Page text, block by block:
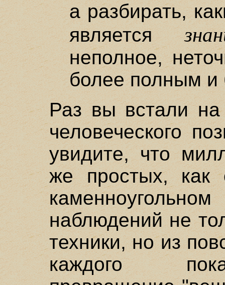
а разбирать,
является
неполное,
более полным и
Раз вы встали на
человеческого
увидите, что
же простых, как
наблюдений не
техники, но из
каждого